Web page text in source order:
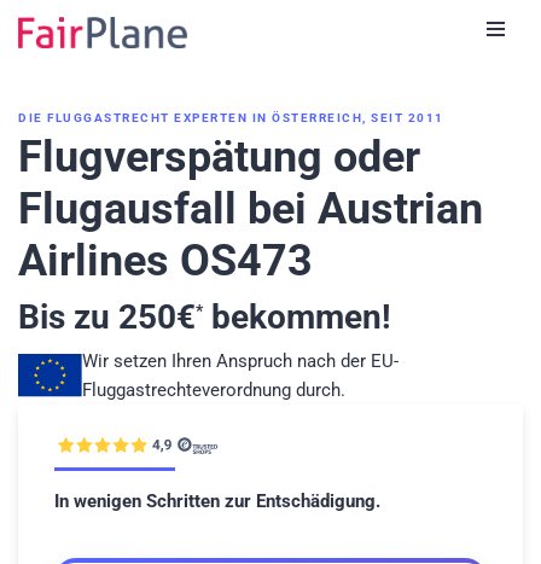
DIE FLUGGASTRECHT EXPERTEN IN ÖSTERREICH, SEIT 2011
Flugverspätung oder
Flugausfall bei Austrian
Airlines OS473
Bis zu 250€*bekommen!
Wir setzen Ihren Anspruch nach der EU-
Fluggastrechteverordnung durch.
In wenigen Schritten zur Entschädigung.